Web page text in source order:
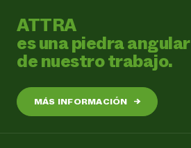
ATTRA
es una piedra angular
de nuestro trabajo.
MÁS INFORMACIÓN →